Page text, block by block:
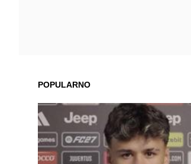
POPULARNO